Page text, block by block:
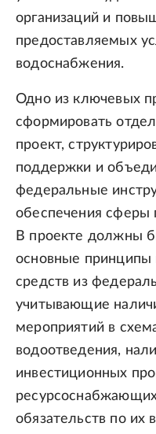
организаций и
предоставляемых
водоснабжения.
Одно из ключевых
сформировать
проект,
поддержки и
федеральные
обеспечения сферы
В проекте должны
основные принципы
средств из
учитывающие
мероприятий в
водоотведения,
инвестиционных
обязательств по их